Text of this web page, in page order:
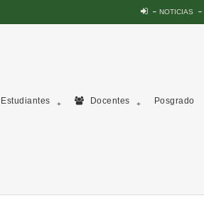
NOTICIAS
Estudiantes Docentes Posgrado